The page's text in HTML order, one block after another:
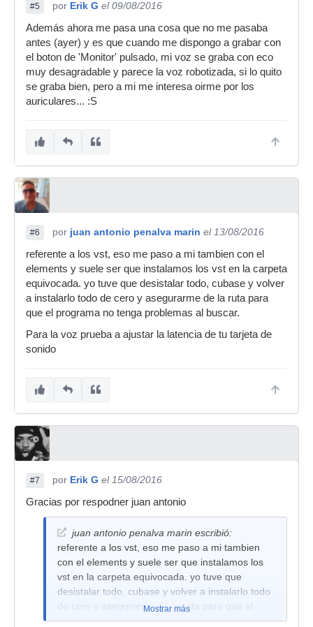
#5 por Erik G el 09/08/2016
Además ahora me pasa una cosa que no me pasaba
antes (ayer) y es que cuando me dispongo a grabar con
el boton de 'Monitor' pulsado, mi voz se graba con eco
muy desagradable y parece la voz robotizada, si lo quito
se graba bien, pero a mi me interesa oirme por los
auriculares... :S
#6 por juan antonio penalva marin el 13/08/2016
referente a los vst, eso me paso a mi tambien con el
elements y suele ser que instalamos los vst en la carpeta
equivocada. yo tuve que desistalar todo, cubase y volver
a instalarlo todo de cero y asegurarme de la ruta para
que el programa no tenga problemas al buscar.
Para la voz prueba a ajustar la latencia de tu tarjeta de
sonido
#7 por Erik G el 15/08/2016
Gracias por respodner juan antonio
juan antonio penalva marin escribió:
referente a los vst, eso me paso a mi tambien
con el elements y suele ser que instalamos los
vst en la carpeta equivocada. yo tuve que
desistalar todo, cubase y volver a instalarlo todo
de cero y asegurarme de la ruta para que el
programa no tenga problemas al buscar.
Mostrar más